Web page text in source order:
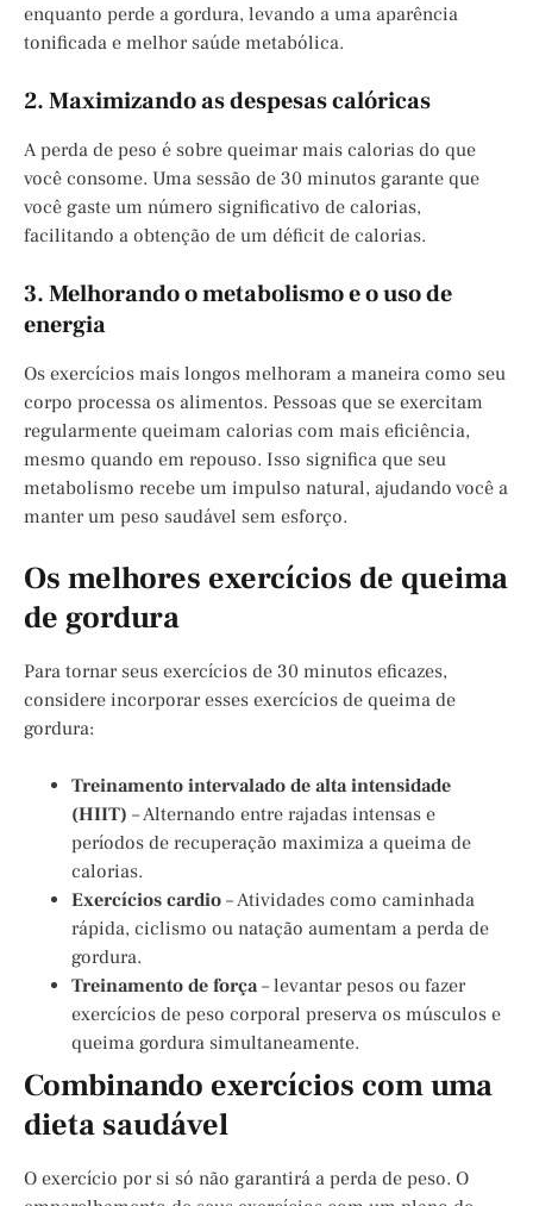
enquanto perde a gordura, levando a uma aparência
tonificada e melhor saúde metabólica.
2. Maximizando as despesas calóricas
A perda de peso é sobre queimar mais calorias do que
você consome. Uma sessão de 30 minutos garante que
você gaste um número significativo de calorias,
facilitando a obtenção de um déficit de calorias.
3. Melhorando o metabolismo e o uso de
energia
Os exercícios mais longos melhoram a maneira como seu
corpo processa os alimentos. Pessoas que se exercitam
regularmente queimam calorias com mais eficiência,
mesmo quando em repouso. Isso significa que seu
metabolismo recebe um impulso natural, ajudando você a
manter um peso saudável sem esforço.
Os melhores exercícios de queima
de gordura
Para tornar seus exercícios de 30 minutos eficazes,
considere incorporar esses exercícios de queima de
gordura:
Treinamento intervalado de alta intensidade
(HIIT) – Alternando entre rajadas intensas e
períodos de recuperação maximiza a queima de
calorias.
Exercícios cardio – Atividades como caminhada
rápida, ciclismo ou natação aumentam a perda de
gordura.
Treinamento de força– levantar pesos ou fazer
exercícios de peso corporal preserva os músculos e
queima gordura simultaneamente.
Combinando exercícios com uma
dieta saudável
O exercício por si só não garantirá a perda de peso. O